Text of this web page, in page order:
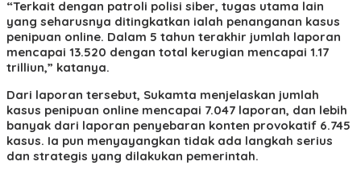
“Terkait dengan patroli polisi siber, tugas utama lain
yang seharusnya ditingkatkan ialah penanganan kasus
penipuan online. Dalam 5 tahun terakhir jumlah laporan
mencapai 13.520 dengan total kerugian mencapai 1.17
trilliun,” katanya.
Dari laporan tersebut, Sukamta menjelaskan jumlah
kasus penipuan online mencapai 7.047 laporan, dan lebih
banyak dari laporan penyebaran konten provokatif 6.745
kasus. Ia pun menyayangkan tidak ada langkah serius
dan strategis yang dilakukan pemerintah.